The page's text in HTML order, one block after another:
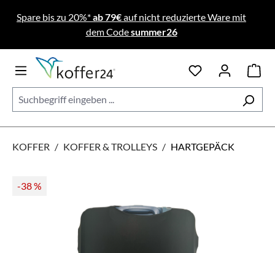
Zum Hauptinhalt springen
Spare bis zu 20%*ab 79€auf nicht reduzierte Ware mit
dem Codesummer26
KOFFER / KOFFER & TROLLEYS / HARTGEPÄCK
-38%
Bildergalerie überspringen